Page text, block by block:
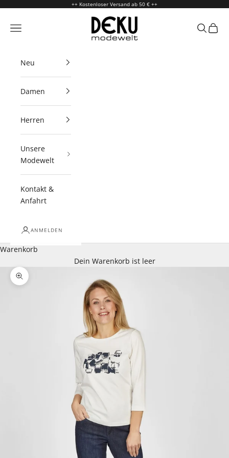
++ Kostenloser Versand ab 50 € ++
Deku Modewelt
Menü Suchen
Neu
Damen
Herren
Unsere
Modewelt
Kontakt &
Anfahrt
ANMELDEN
Warenkorb
Dein Warenkorb ist leer
Bild vergrößern